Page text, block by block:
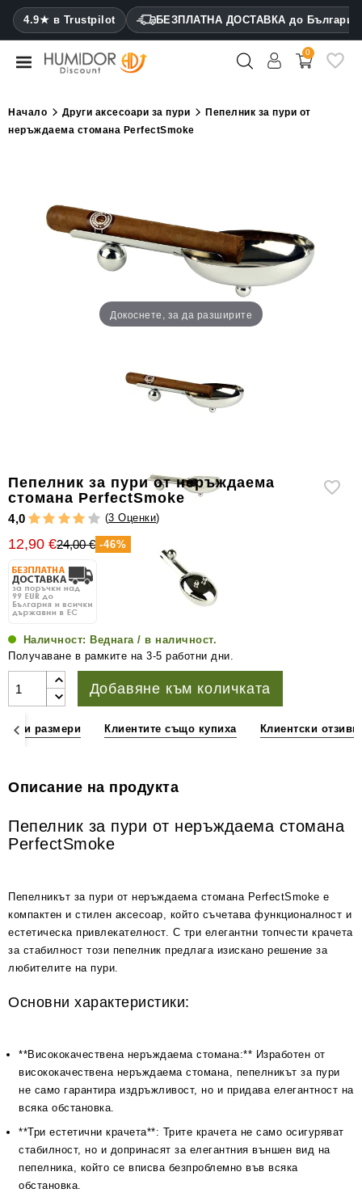
4.9★ в Trustpilot БЕЗПЛАТНА ДОСТАВКА до България
CATEGORY
Хумидори
Запалки
Други
аксесоари
за
пури
0
Начало Други аксесоари за пури
Пепелник за пури от
неръждаема стомана PerfectSmoke
Докоснете, за да разширите
Пепелник за пури от неръждаема
стомана PerfectSmoke
4,0 (3 Оценки)
12,90 €24,00 € -46%
Наличност: Веднага / в наличност.
Получаване в рамките на 3-5 работни дни.
Добавяне към количката
и размери Клиентите също купиха Клиентски отзиви
Описание на продукта
Пепелник за пури от неръждаема стомана
PerfectSmoke
Пепелникът за пури от неръждаема стомана PerfectSmoke е
компактен и стилен аксесоар, който съчетава функционалност и
естетическа привлекателност. С три елегантни топчести крачета
за стабилност този пепелник предлага изискано решение за
любителите на пури.
Основни характеристики:
**Висококачествена неръждаема стомана:** Изработен от
висококачествена неръждаема стомана, пепелникът за пури
не само гарантира издръжливост, но и придава елегантност на
всяка обстановка.
**Три естетични крачета**: Трите крачета не само осигуряват
стабилност, но и допринасят за елегантния външен вид на
пепелника, който се вписва безпроблемно във всяка
обстановка.